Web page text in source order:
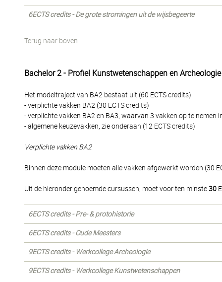
6ECTS credits - De grote stromingen uit de wijsbegeerte
Terug naar boven
Bachelor 2 - Profiel Kunstwetenschappen en Archeologie
Het modeltraject van BA2 bestaat uit (60 ECTS credits):
- verplichte vakken BA2 (30 ECTS credits)
- verplichte vakken BA2 en BA3, waarvan 3 vakken op te nemen
- algemene keuzevakken, zie onderaan (12 ECTS credits)
Verplichte vakken BA2
Binnen deze module moeten alle vakken afgewerkt worden (30
Uit de hieronder genoemde cursussen, moet voor ten minste30
6ECTS credits - Pre- & protohistorie
6ECTS credits - Oude Meesters
9ECTS credits - Werkcollege Archeologie
9ECTS credits - Werkcollege Kunstwetenschappen